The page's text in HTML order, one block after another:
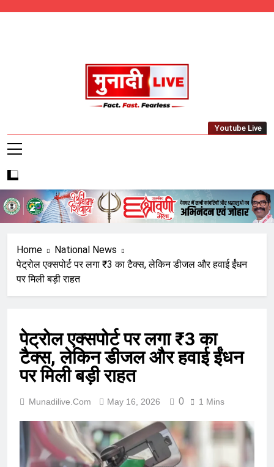
Munadi Live – Jharkhand's Leading Local
Youtube Live
Home
National News
पेट्रोल एक्सपोर्ट पर लगा ₹3 का टैक्स, लेकिन डीजल और हवाई ईंधन
पर मिली बड़ी राहत
पेट्रोल एक्सपोर्ट पर लगा ₹3 का
टैक्स, लेकिन डीजल और हवाई ईंधन
पर मिली बड़ी राहत
Munadilive.com May 16, 2026 0 1 Mins